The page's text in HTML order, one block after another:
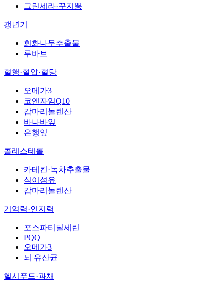
그린세라·꾸지뽕
갱년기
회화나무추출물
루바브
혈행·혈압·혈당
오메가3
코엔자임Q10
감마리놀렌산
바나바잎
은행잎
콜레스테롤
카테킨·녹차추출물
식이섬유
감마리놀렌산
기억력·인지력
포스파티딜세린
PQQ
오메가3
뇌 유산균
헬시푸드·과채